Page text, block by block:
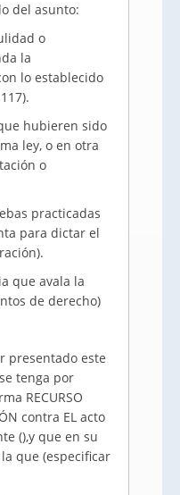
del asunto:
o
la
lo establecido
hubieren sido
ley, o en otra
o
practicadas
para dictar el
que avala la
de derecho)
presentado este
tenga por
RECURSO
contra EL acto
(),y que en su
que (especificar